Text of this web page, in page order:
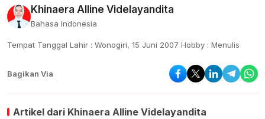
Khinaera Alline Videlayandita
Bahasa Indonesia
Tempat Tanggal Lahir : Wonogiri, 15 Juni 2007 Hobby : Menulis
Bagikan Via
Artikel dari Khinaera Alline Videlayandita